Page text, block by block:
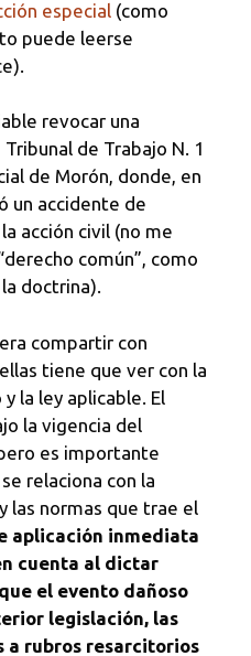
especial (como
puede leerse
revocar una
de Trabajo N. 1
de Morón, donde, en
un accidente de
acción civil (no me
común”, como
doctrina).
compartir con
tiene que ver con la
la ley aplicable. El
la vigencia del
es importante
relaciona con la
las normas que trae el
aplicación inmediata
cuenta al dictar
el evento dañoso
legislación, las
a rubros resarcitorios